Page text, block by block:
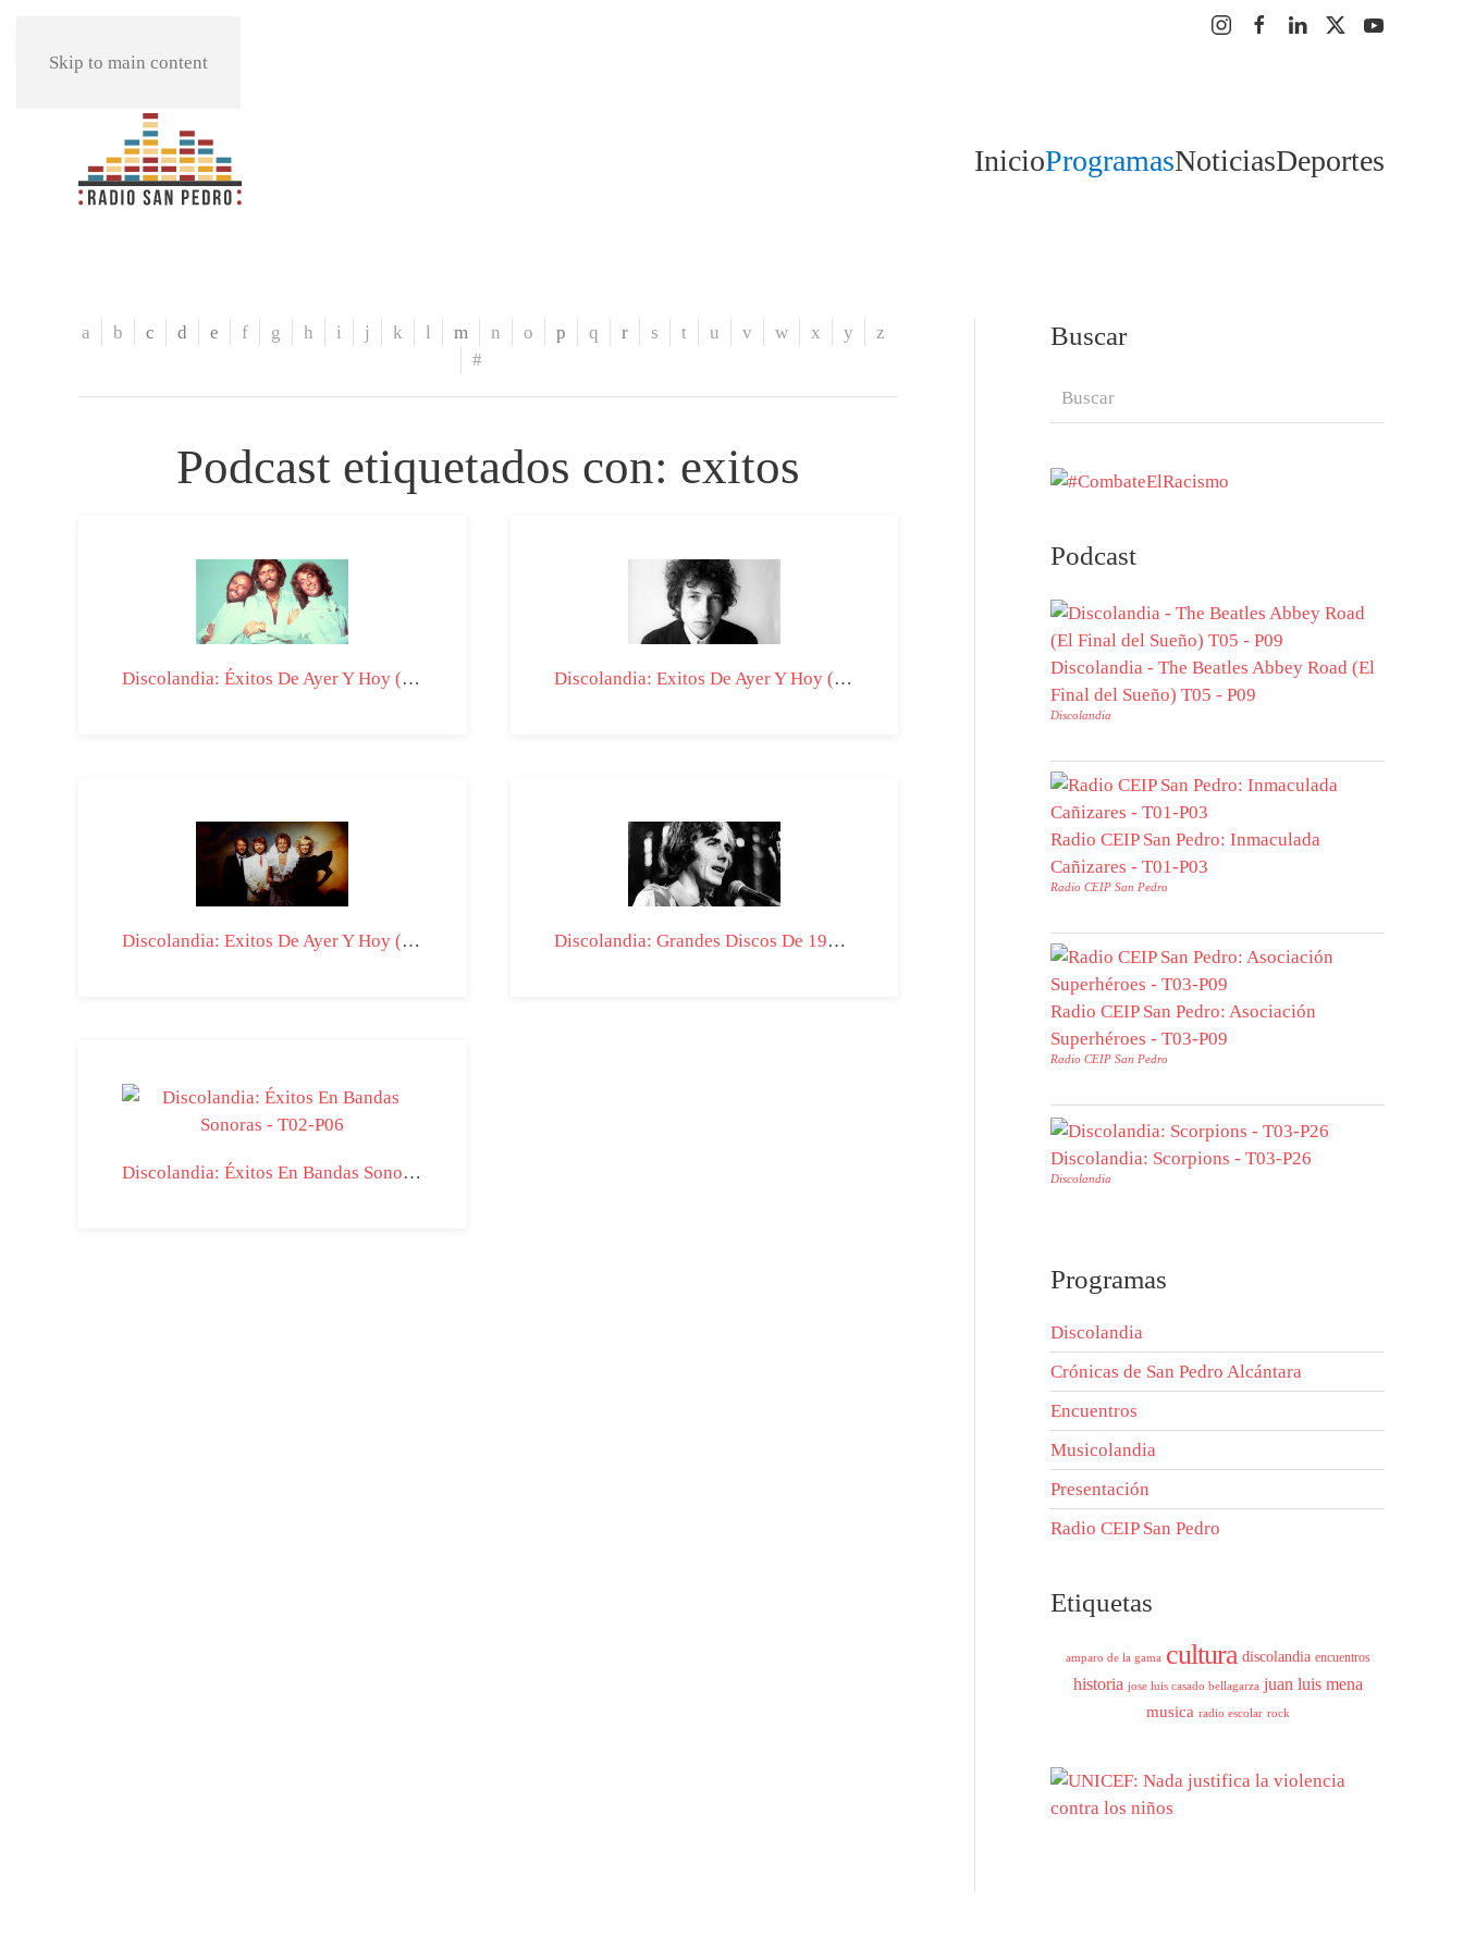
Skip to main content
InicioProgramasNoticiasDeportes
a b c d e f g h i j k l m n o p q r s t u v w x y
z
#
Podcast etiquetados con: exitos
Discolandia: Éxitos De Ayer Y Hoy (IV) - T04-P09 Discolandia: Exitos De Ayer Y Hoy (III) - T03-P27
Discolandia: Exitos De Ayer Y Hoy (II) - T03-P17 Discolandia: Grandes Discos De 1971 - T02-P09
Discolandia: Éxitos En Bandas Sonoras - T02-P06
Buscar
Podcast
Discolandia - The Beatles Abbey Road (El
Final del Sueño) T05 - P09
Discolandia
Radio CEIP San Pedro: Inmaculada
Cañizares - T01-P03
Radio CEIP San Pedro
Radio CEIP San Pedro: Asociación
Superhéroes - T03-P09
Radio CEIP San Pedro
Discolandia: Scorpions - T03-P26
Discolandia
Programas
Discolandia
Crónicas de San Pedro Alcántara
Encuentros
Musicolandia
Presentación
Radio CEIP San Pedro
Etiquetas
amparo de la gama cultura discolandia encuentros
historia jose luis casado bellagarza juan luis mena
musica radio escolar rock